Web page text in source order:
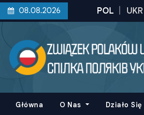
k
08.08.2026
Główna O Nas Działo Się